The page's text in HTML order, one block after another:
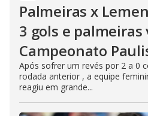
Palmeiras x
3 gols e palmeiras
Campeonato
Após sofrer um revés por 2 a 0
rodada anterior , a equipe
reagiu em grande...